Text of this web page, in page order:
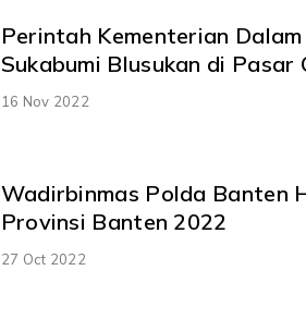
Perintah Kementerian
Sukabumi Blusukan di Pasar
16 Nov 2022
Wadirbinmas Polda Banten
Provinsi Banten 2022
27 Oct 2022